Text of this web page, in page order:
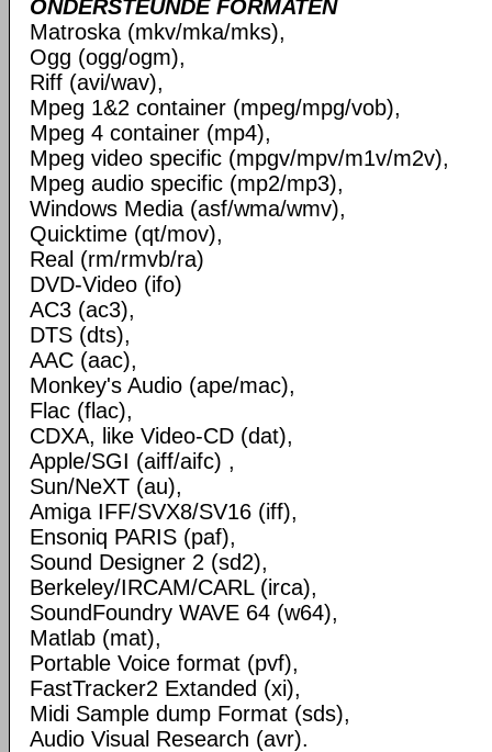
ONDERSTEUNDE FORMATEN
Matroska (mkv/mka/mks),
Ogg (ogg/ogm),
Riff (avi/wav),
Mpeg 1&2 container (mpeg/mpg/vob),
Mpeg 4 container (mp4),
Mpeg video specific (mpgv/mpv/m1v/m2v),
Mpeg audio specific (mp2/mp3),
Windows Media (asf/wma/wmv),
Quicktime (qt/mov),
Real (rm/rmvb/ra)
DVD-Video (ifo)
AC3 (ac3),
DTS (dts),
AAC (aac),
Monkey's Audio (ape/mac),
Flac (flac),
CDXA, like Video-CD (dat),
Apple/SGI (aiff/aifc) ,
Sun/NeXT (au),
Amiga IFF/SVX8/SV16 (iff),
Ensoniq PARIS (paf),
Sound Designer 2 (sd2),
Berkeley/IRCAM/CARL (irca),
SoundFoundry WAVE 64 (w64),
Matlab (mat),
Portable Voice format (pvf),
FastTracker2 Extanded (xi),
Midi Sample dump Format (sds),
Audio Visual Research (avr).